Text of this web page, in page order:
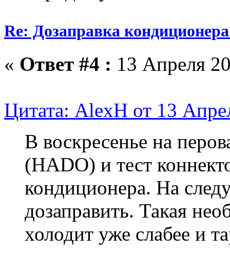
Re: Дозаправка
« Ответ #4 : 13 Апреля
Цитата: AlexH от 13
В воскресенье на
(HADO) и тест
кондиционера. На
дозаправить. Такая
холодит уже слабее и